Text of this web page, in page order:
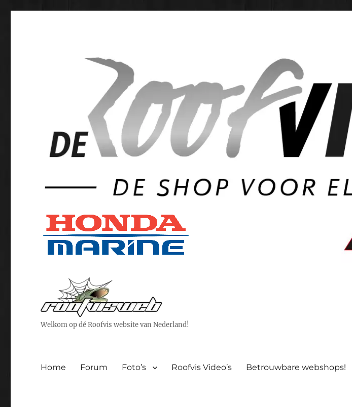
Welkom op dé Roofvis website van Nederland!
Home Forum Foto’s Roofvis Video’s Betrouwbare webshops!